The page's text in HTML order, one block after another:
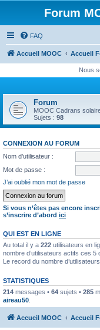
Forum
FAQ
Accueil MOOC Accueil
Nous
Forum
MOOC Cadrans
Sujets : 98
CONNEXION AU FORUM
Nom d’utilisateur :
Mot de passe :
J’ai oublié mon mot de passe
Si vous n’êtes pas encore
s’inscrire d’abord ici
QUI EST EN LIGNE
Au total il y a 222 utilisateurs en
nombre d’utilisateurs actifs ces 5
Le record du nombre
STATISTIQUES
214 messages • 64 sujets • 285
aireau50
Accueil MOOC Accueil